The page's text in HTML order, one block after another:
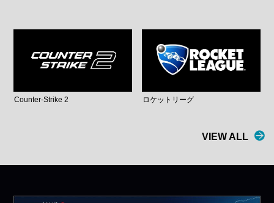
Counter-Strike 2 ロケットリーグ
VIEW ALL